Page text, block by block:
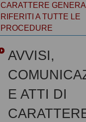
CARATTERE
RIFERITI A TUTTE LE
PROCEDURE
AVVISI,
E ATTI DI